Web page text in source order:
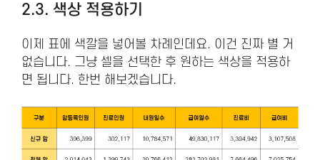
2.3. 색상 적용하기
이제 표에 색깔을 넣어볼 차례인데요. 이건 진짜 별 거
없습니다. 그냥 셀을 선택한 후 원하는 색상을 적용하
면 됩니다. 한번 해보겠습니다.